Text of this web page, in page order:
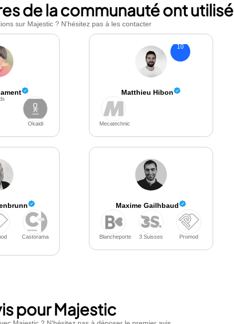
de la communauté ont
sur Majestic ? N'hésitez pas à les contacter
Okaidi
10
Matthieu Hibon
Mecatechnic
Castorama
Maxime Gailhbaud
Blancheporte 3 Suisses Promod
pour Majestic